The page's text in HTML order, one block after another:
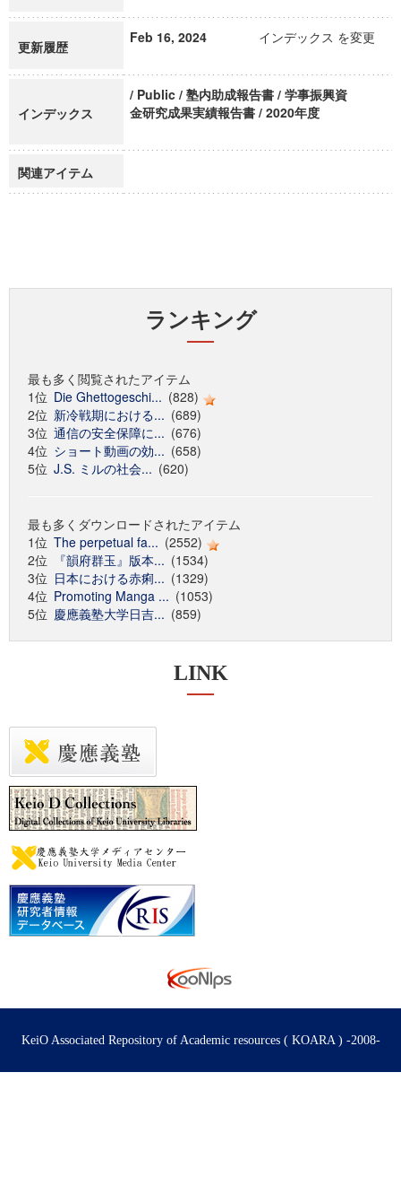
更新履歴
Feb 16, 2024 インデックス を変更
インデックス
/ Public / 塾内助成報告書 / 学事振興資
金研究成果実績報告書 / 2020年度
関連アイテム
ランキング
最も多く閲覧されたアイテム
1位 Die Ghettogeschi... (828)
2位 新冷戦期における... (689)
3位 通信の安全保障に... (676)
4位 ショート動画の効... (658)
5位 J.S. ミルの社会... (620)
最も多くダウンロードされたアイテム
1位 The perpetual fa... (2552)
2位
『韻府群玉』版本... (1534)
3位 日本における赤痢... (1329)
4位 Promoting Manga ... (1053)
5位 慶應義塾大学日吉... (859)
LINK
KeiO Associated Repository of Academic resources ( KOARA ) -2008-